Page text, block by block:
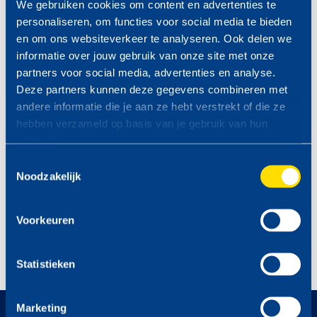
We gebruiken cookies om content en advertenties te
personaliseren, om functies voor social media te bieden
en om ons websiteverkeer te analyseren. Ook delen we
informatie over jouw gebruik van onze site met onze
partners voor social media, advertenties en analyse.
Deze partners kunnen deze gegevens combineren met
andere informatie die je aan ze hebt verstrekt of die ze
hebben verzameld op basis van je gebruik van hun
services.
Noodzakelijk
Voorkeuren
Statistieken
Marketing
moment wijzigen zonder voorafgaande mededeling van TinQ
Nederland B.V. Alle prijzen zijn onder voorbehoud van
tekstfouten. Voor de gevolgen van tekstfouten wordt geen
aansprakelijkheid aanvaard. Bij tekstfouten is TinQ Nederland
B.V. niet verplicht het betreffende product of de betreffende
producten volgens de foutieve prijs/prijzen te leveren.